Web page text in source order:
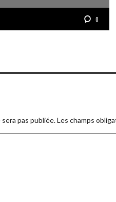
0
pas publiée.Les champs